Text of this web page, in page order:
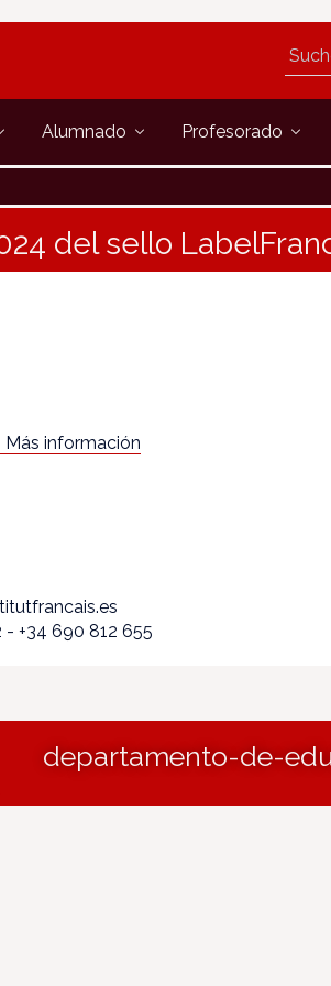
Alumnado Profesorado
del sello
Más información
- +34 690 812 655
departamento-de-